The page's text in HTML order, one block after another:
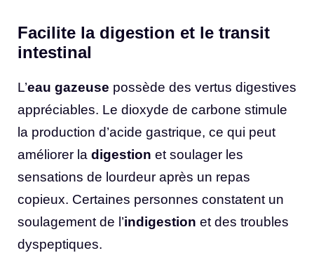
Facilite la digestion et le transit
intestinal
L’eau gazeuse possède des vertus digestives
appréciables. Le dioxyde de carbone stimule
la production d’acide gastrique, ce qui peut
améliorer la digestion et soulager les
sensations de lourdeur après un repas
copieux. Certaines personnes constatent un
soulagement de l’indigestion et des troubles
dyspeptiques.